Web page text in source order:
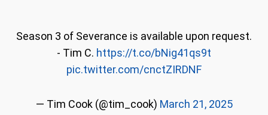
Season 3 of Severance is available upon request.
- Tim C. https://t.co/bNig41qs9t
pic.twitter.com/cnctZIRDNF
— Tim Cook (@tim_cook) March 21, 2025